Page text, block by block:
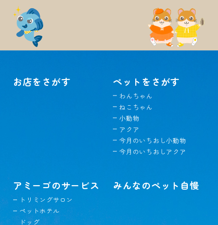
お店をさがす ペットをさがす
わんちゃん
ねこちゃん
小動物
アクア
今月のいちおし小動物
今月のいちおしアクア
アミーゴのサービス
トリミングサロン
ペットホテル
ドッグ
みんなのペット自慢